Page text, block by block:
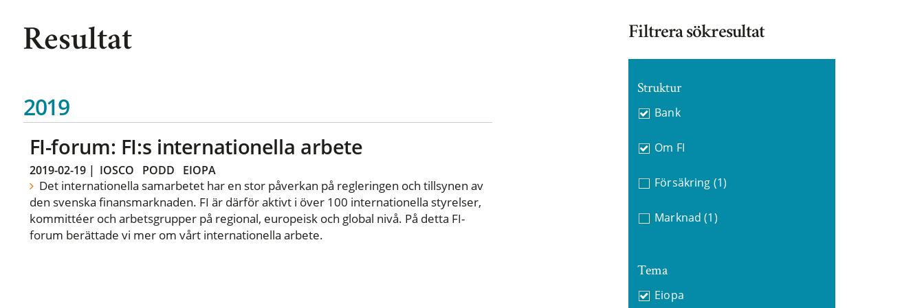
Resultat
2019
FI-forum: FI:s internationella arbete
2019-02-19| IOSCO PODD EIOPA
Det internationella samarbetet har en stor påverkan på regleringen och tillsynen av
den svenska finansmarknaden. FI är därför aktivt i över 100 internationella styrelser,
kommittéer och arbetsgrupper på regional, europeisk och global nivå. På detta FI-
forum berättade vi mer om vårt internationella arbete.
Filtrera sökresultat
Struktur
Bank
Om FI
Försäkring (1)
Marknad (1)
Tema
Eiopa